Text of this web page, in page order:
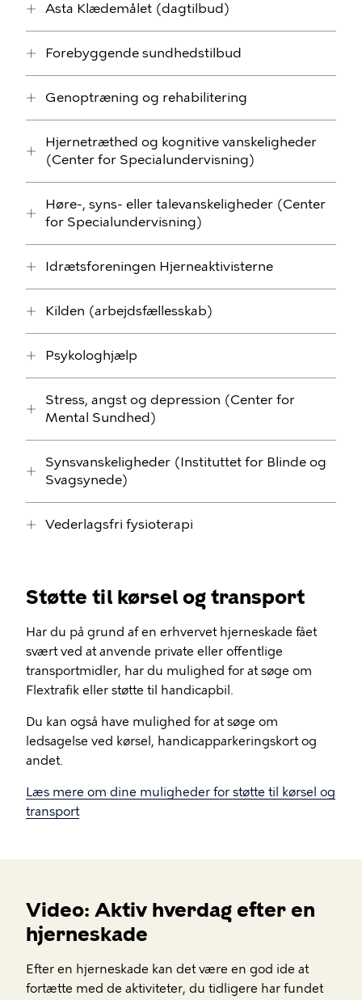
Asta Klædemålet (dagtilbud)
Forebyggende sundhedstilbud
Genoptræning og rehabilitering
Hjernetræthed og kognitive vanskeligheder
(Center for Specialundervisning)
Høre-, syns- eller talevanskeligheder (Center
for Specialundervisning)
Idrætsforeningen Hjerneaktivisterne
Kilden (arbejdsfællesskab)
Psykologhjælp
Stress, angst og depression (Center for
Mental Sundhed)
Synsvanskeligheder (Instituttet for Blinde og
Svagsynede)
Vederlagsfri fysioterapi
Støtte til kørsel og transport
Har du på grund af en erhvervet hjerneskade fået
svært ved at anvende private eller offentlige
transportmidler, har du mulighed for at søge om
Flextrafik eller støtte til handicapbil.
Du kan også have mulighed for at søge om
ledsagelse ved kørsel, handicapparkeringskort og
andet.
Læs mere om dine muligheder for støtte til kørsel og
transport
Video: Aktiv hverdag efter en
hjerneskade
Efter en hjerneskade kan det være en god ide at
fortætte med de aktiviteter, du tidligere har fundet